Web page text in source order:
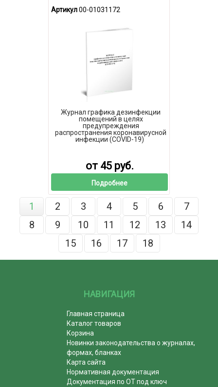
Артикул00-01031172
Журнал графика дезинфекции
помещений в целях
предупреждения
распространения коронавирусной
инфекции (COVID-19)
от 45 руб.
Подробнее
1 2 3 4 5 6
7
8
9 10 11 12 13
14
15
16 17 18
НАВИГАЦИЯ
Главная страница
Каталог товаров
Корзина
Новинки законодательства о журналах,
формах, бланках
Карта сайта
Нормативная документация
Документация по ОТ под ключ